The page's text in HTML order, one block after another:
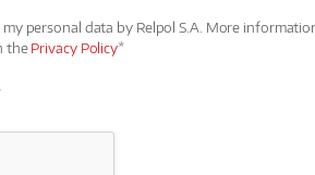
personal data by Relpol S.A. More
thePrivacy Policy*